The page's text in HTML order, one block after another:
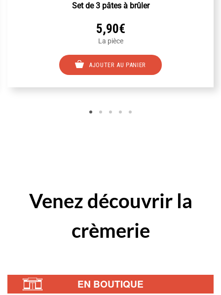
Set de 3 pâtes à brûler
5,90€
La pièce
AJOUTER AU PANIER
Venez découvrirla
crèmerie
EN BOUTIQUE